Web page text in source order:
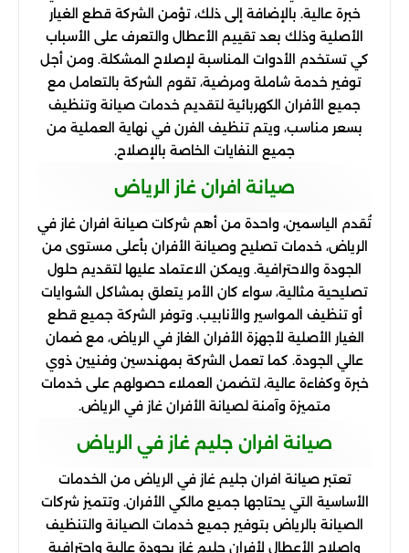
خبرة عالية. بالإضافة إلى ذلك، تؤمن الشركة قطع الغيار
الأصلية وذلك بعد تقييم الأعطال والتعرف على الأسباب
كي تستخدم الأدوات المناسبة لإصلاح المشكلة. ومن أجل
توفير خدمة شاملة ومرضية، تقوم الشركة بالتعامل مع
جميع الأفران الكهربائية لتقديم خدمات صيانة وتنظيف
بسعر مناسب، ويتم تنظيف الفرن في نهاية العملية من
جميع النفايات الخاصة بالإصلاح.
صيانة افران غاز الرياض
تُقدم الياسمين، واحدة من أهم شركات صيانة افران غاز في
الرياض، خدمات تصليح وصيانة الأفران بأعلى مستوى من
الجودة والاحترافية. ويمكن الاعتماد عليها لتقديم حلول
تصليحية مثالية، سواء كان الأمر يتعلق بمشاكل الشوايات
أو تنظيف المواسير والأنابيب. وتوفر الشركة جميع قطع
الغيار الأصلية لأجهزة الأفران الغاز في الرياض، مع ضمان
عالي الجودة. كما تعمل الشركة بمهندسين وفنيين ذوي
خبرة وكفاءة عالية، لتضمن العملاء حصولهم على خدمات
متميزة وآمنة لصيانة الأفران غاز في الرياض.
صيانة افران جليم غاز في الرياض
تعتبر صيانة افران جليم غاز في الرياض من الخدمات
الأساسية التي يحتاجها جميع مالكي الأفران. وتتميز شركات
الصيانة بالرياض بتوفير جميع خدمات الصيانة والتنظيف
وإصلاح الأعطال لأفران جليم غاز بجودة عالية واحترافية